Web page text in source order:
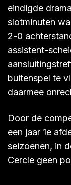
De
slotdag van
eindigde
slotminuten
2-0
assistent-
daarmee
Door de
een jaar 1e